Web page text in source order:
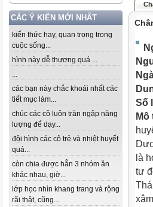
CÁC Ý KIẾN MỚI NHẤT
kiến thức hay, quan trọng trong
cuộc sống...
hình này dễ thương quá ...
...
các bạn này chắc khoái nhất các
tiết mục làm...
chúc các cô luôn tràn ngập năng
lượng để dạy...
đội hình các cô trẻ và nhiệt huyết
quá...
còn chia được hẳn 3 nhóm ăn
khác nhau, giờ...
lớp học nhìn khang trang và rộng
rãi thật, cũng...
Số
Mô
là
tư